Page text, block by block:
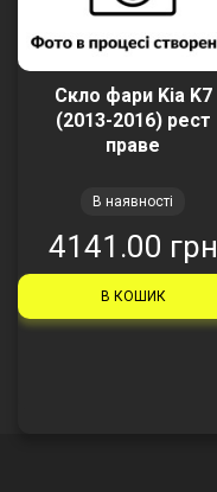
Скло фари Kia K7
(2013-2016) рест
праве
В наявності
4141.00 грн
В КОШИК